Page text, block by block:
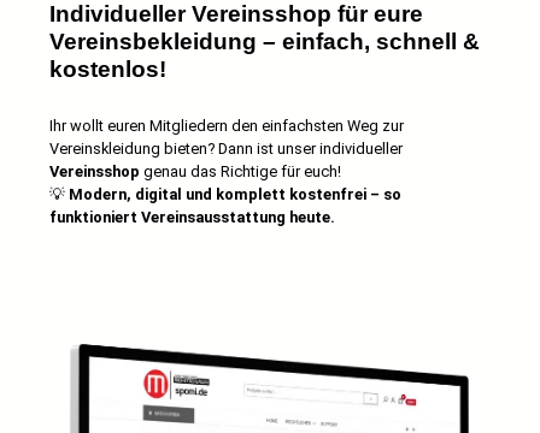
Individueller Vereinsshop für eure
Vereinsbekleidung – einfach, schnell &
kostenlos!
Ihr wollt euren Mitgliedern den einfachsten Weg zur
Vereinskleidung bieten? Dann ist unser individueller
Vereinsshop genau das Richtige für euch!
💡 Modern, digital und komplett kostenfrei – so
funktioniert Vereinsausstattung heute.